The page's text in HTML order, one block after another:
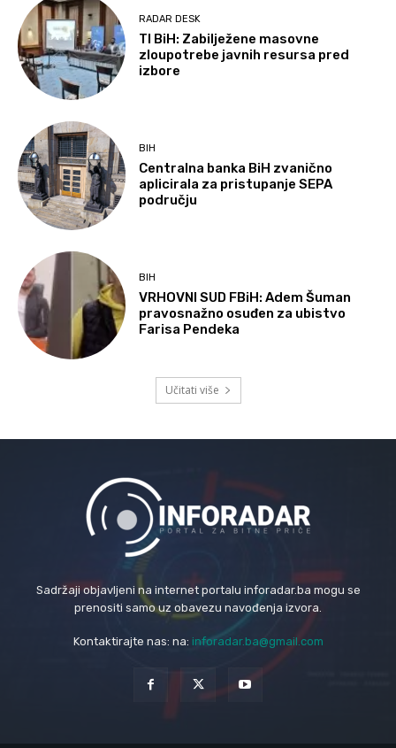
RADAR DESK
TI BiH: Zabilježene masovne
zloupotrebe javnih resursa pred
izbore
BIH
Centralna banka BiH zvanično
aplicirala za pristupanje SEPA
području
BIH
VRHOVNI SUD FBiH: Adem Šuman
pravosnažno osuđen za ubistvo
Farisa Pendeka
Učitati više
Sadržaji objavljeni na internet portalu inforadar.ba mogu se
prenositi samo uz obavezu navođenja izvora.
Kontaktirajte nas: na: inforadar.ba@gmail.com